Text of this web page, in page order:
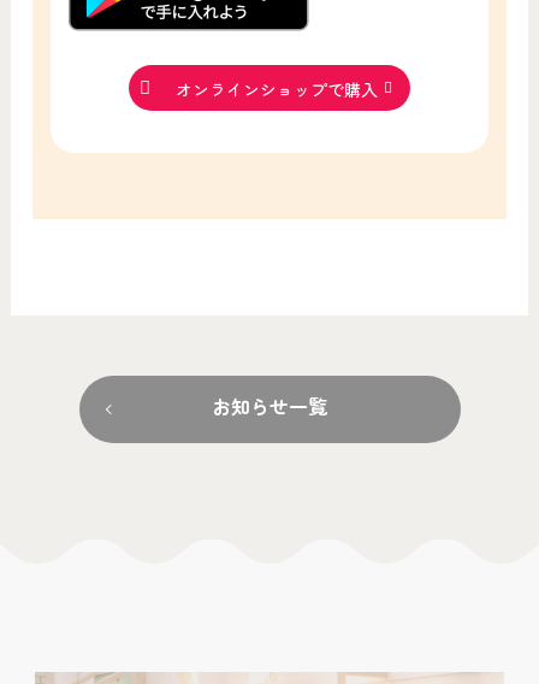
オンラインショップで購入
お知らせ一覧